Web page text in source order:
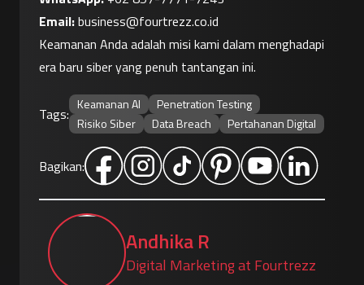
Email:business@fourtrezz.co.id
Keamanan Anda adalah misi kami dalam menghadapi
era baru siber yang penuh tantangan ini.
Tags:
Keamanan AI
Penetration Testing
Risiko Siber
Data Breach Pertahanan Digital
Bagikan:
Andhika R
Digital Marketing at Fourtrezz